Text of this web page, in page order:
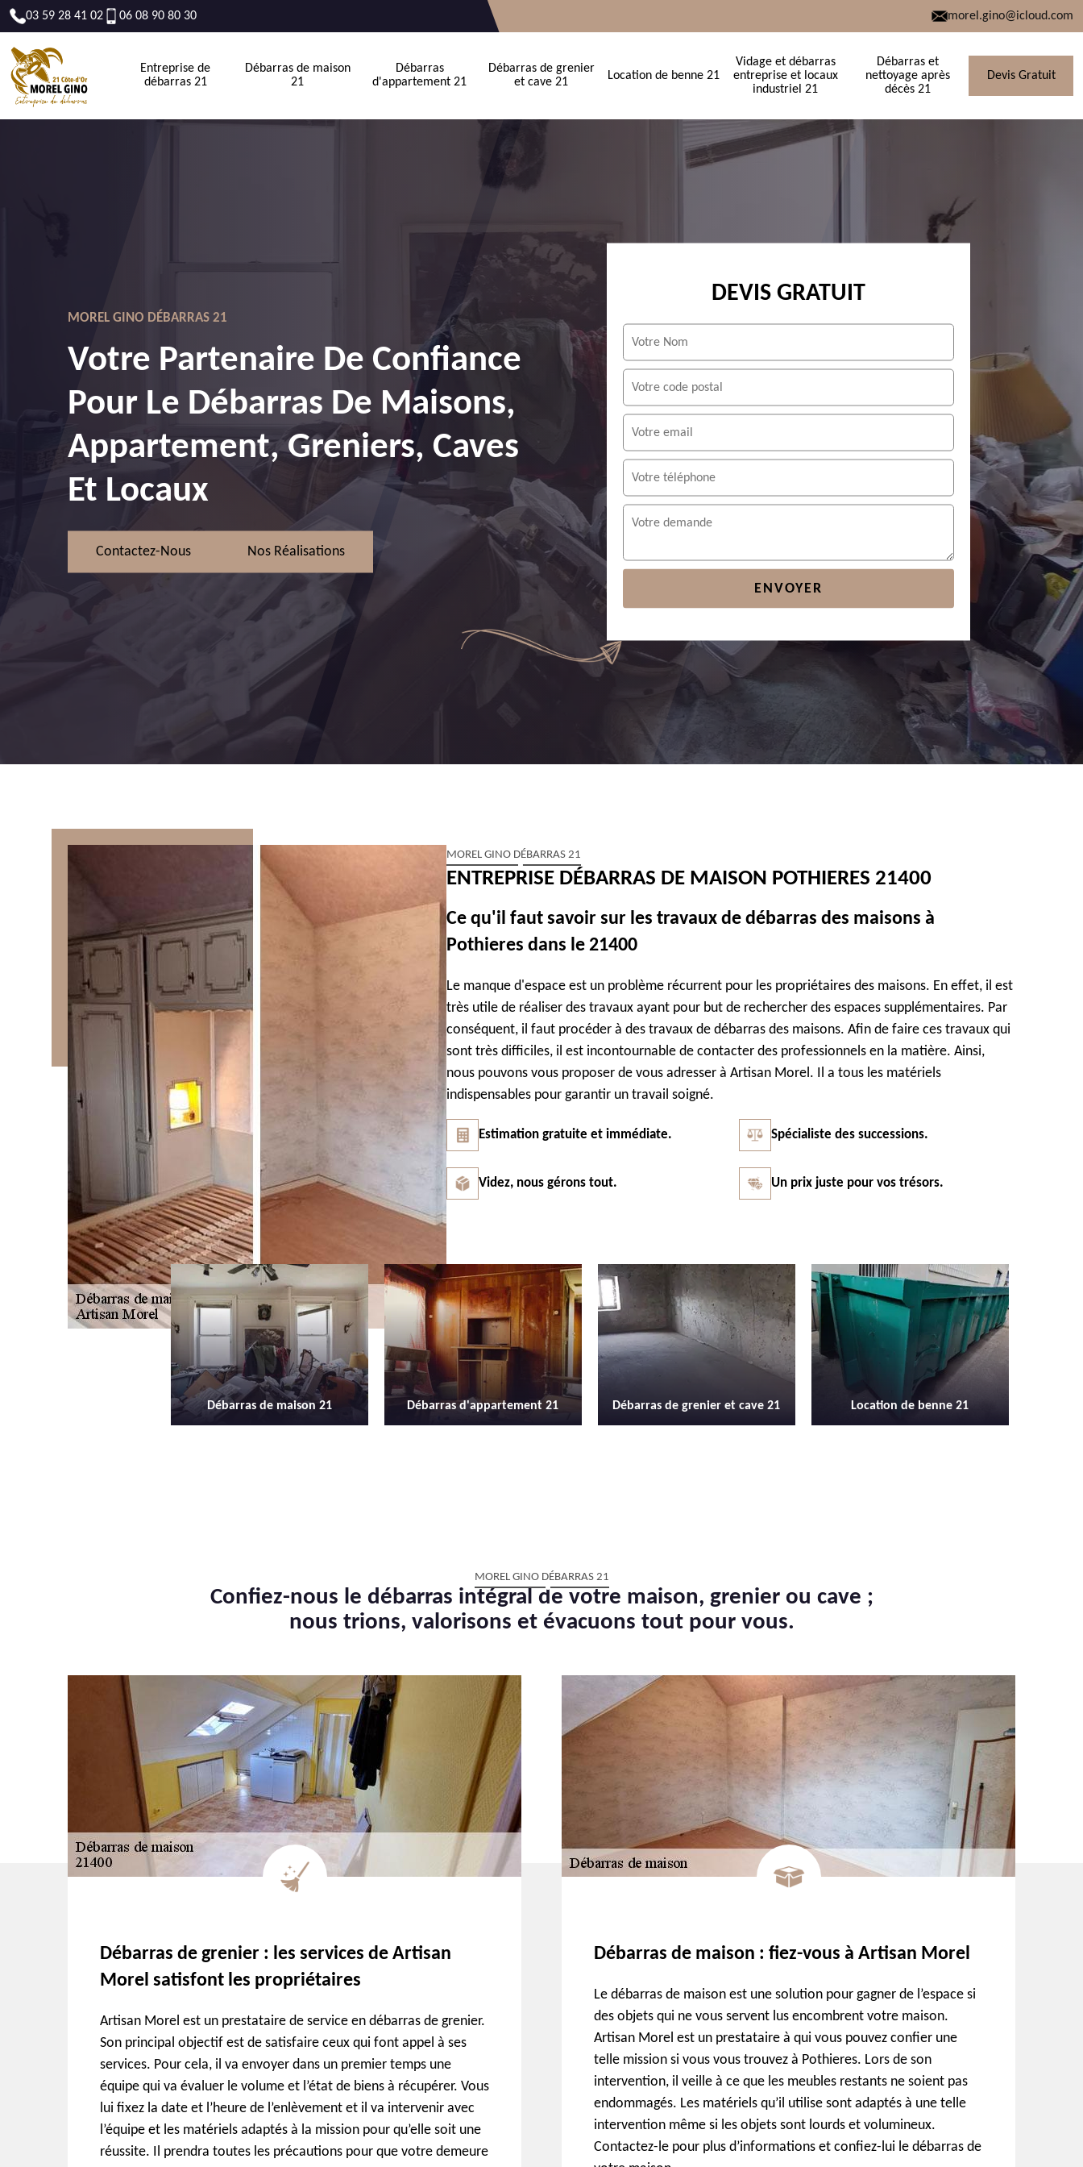
03 59 28 41 02 06 08 90 80 30 morel.gino@icloud.com
Entreprise de
débarras 21
Débarras de maison
21
Débarras
d'appartement 21
Débarras de grenier
et cave 21
Location de benne 21
Vidage et débarras
entreprise et locaux
industriel 21
Débarras et
nettoyage après
décès 21
Devis Gratuit
MOREL GINO DÉBARRAS 21
Votre Partenaire De Confiance
Pour Le Débarras De Maisons,
Appartement, Greniers, Caves
Et Locaux
Contactez-Nous Nos Réalisations
DEVIS GRATUIT
MOREL GINO DÉBARRAS 21
ENTREPRISE DÉBARRAS DE MAISON POTHIERES 21400
Ce qu'il faut savoir sur les travaux de débarras des maisons à
Pothieres dans le 21400
Le manque d'espace est un problème récurrent pour les propriétaires des maisons. En effet, il est
très utile de réaliser des travaux ayant pour but de rechercher des espaces supplémentaires. Par
conséquent, il faut procéder à des travaux de débarras des maisons. Afin de faire ces travaux qui
sont très difficiles, il est incontournable de contacter des professionnels en la matière. Ainsi,
nous pouvons vous proposer de vous adresser à Artisan Morel. Il a tous les matériels
indispensables pour garantir un travail soigné.
Estimation gratuite et immédiate. Spécialiste des successions.
Videz, nous gérons tout. Un prix juste pour vos trésors.
Débarras d'appartement 21 Débarras de grenier et cave 21 Location de benne 21
Vidage et débarras entreprise et
locaux industriel 21
MOREL GINO DÉBARRAS 21
Confiez-nous le débarras intégral de votre maison, grenier ou cave ;
nous trions, valorisons et évacuons tout pour vous.
Débarras de grenier : les services de Artisan
Morel satisfont les propriétaires
Artisan Morel est un prestataire de service en débarras de grenier.
Son principal objectif est de satisfaire ceux qui font appel à ses
services. Pour cela, il va envoyer dans un premier temps une
équipe qui va évaluer le volume et l’état de biens à récupérer. Vous
lui fixez la date et l’heure de l’enlèvement et il va intervenir avec
l’équipe et les matériels adaptés à la mission pour qu’elle soit une
réussite. Il prendra toutes les précautions pour que votre demeure
Débarras de maison : fiez-vous à Artisan Morel
Le débarras de maison est une solution pour gagner de l’espace si
des objets qui ne vous servent lus encombrent votre maison.
Artisan Morel est un prestataire à qui vous pouvez confier une
telle mission si vous vous trouvez à Pothieres. Lors de son
intervention, il veille à ce que les meubles restants ne soient pas
endommagés. Les matériels qu’il utilise sont adaptés à une telle
intervention même si les objets sont lourds et volumineux.
Contactez-le pour plus d’informations et confiez-lui le débarras de